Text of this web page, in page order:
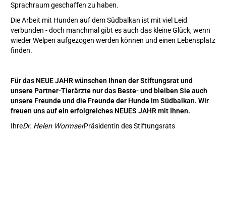
Sprachraum geschaffen zu haben.
Die Arbeit mit Hunden auf dem Südbalkan ist mit viel Leid
verbunden - doch manchmal gibt es auch das kleine Glück, wenn
wieder Welpen aufgezogen werden können und einen Lebensplatz
finden.
Für das NEUE JAHR wünschen Ihnen der Stiftungsrat und
unsere Partner-Tierärzte nur das Beste- und bleiben Sie auch
unsere Freunde und die Freunde der Hunde im Südbalkan. Wir
freuen uns auf ein erfolgreiches NEUES JAHR mit Ihnen.
IhreDr. Helen WormserPräsidentin des Stiftungsrats